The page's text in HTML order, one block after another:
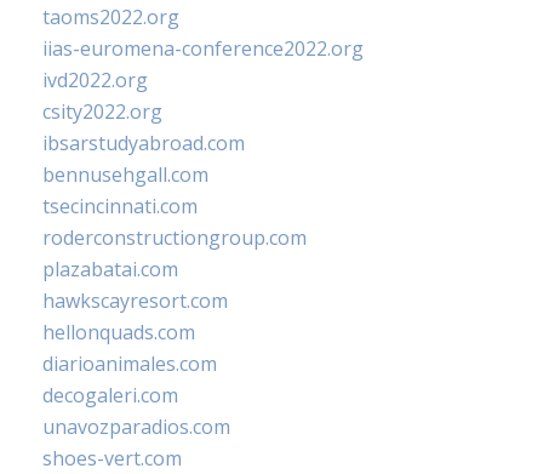
taoms2022.org
iias-euromena-conference2022.org
ivd2022.org
csity2022.org
ibsarstudyabroad.com
bennusehgall.com
tsecincinnati.com
roderconstructiongroup.com
plazabatai.com
hawkscayresort.com
hellonquads.com
diarioanimales.com
decogaleri.com
unavozparadios.com
shoes-vert.com